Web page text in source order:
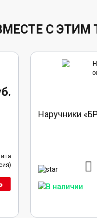
С ЭТИМ
Наручники